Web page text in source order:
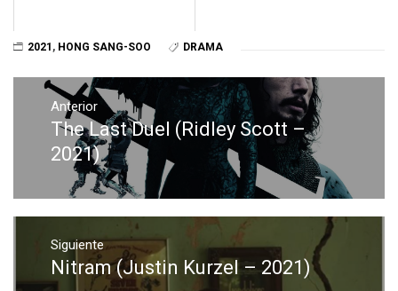
2021 , HONG SANG-SOO DRAMA
Navegación
entradas
Anterior
Entrada
anterior:
The Last Duel (Ridley Scott –
2021)
Siguiente
Entrada
siguiente:
Nitram (Justin Kurzel – 2021)